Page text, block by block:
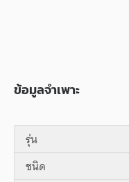
ข้อมูลจำเพาะ
รุ่น
ชนิด